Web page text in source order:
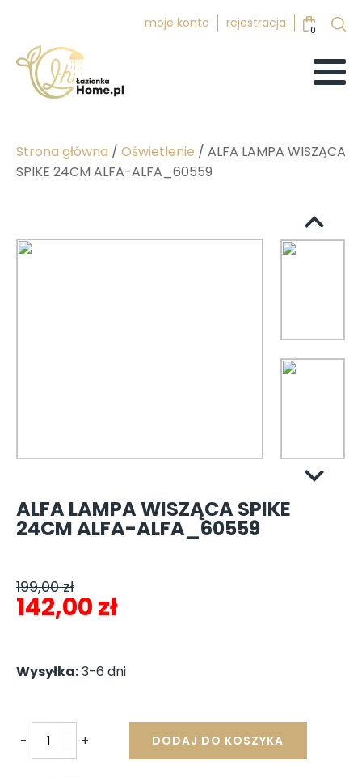
moje konto rejestracja 0
Strona główna / Oświetlenie / ALFA LAMPA WISZĄCA
SPIKE 24CM ALFA-ALFA_60559
ALFA LAMPA WISZĄCA SPIKE
24CM ALFA-ALFA_60559
199,00zł
Pierwotna
wynosiła:
199,00 zł.
142,00złAktualna
wynosi:
142,00 zł.
Wysyłka:3-6 dni
- + DODAJ DO KOSZYKA